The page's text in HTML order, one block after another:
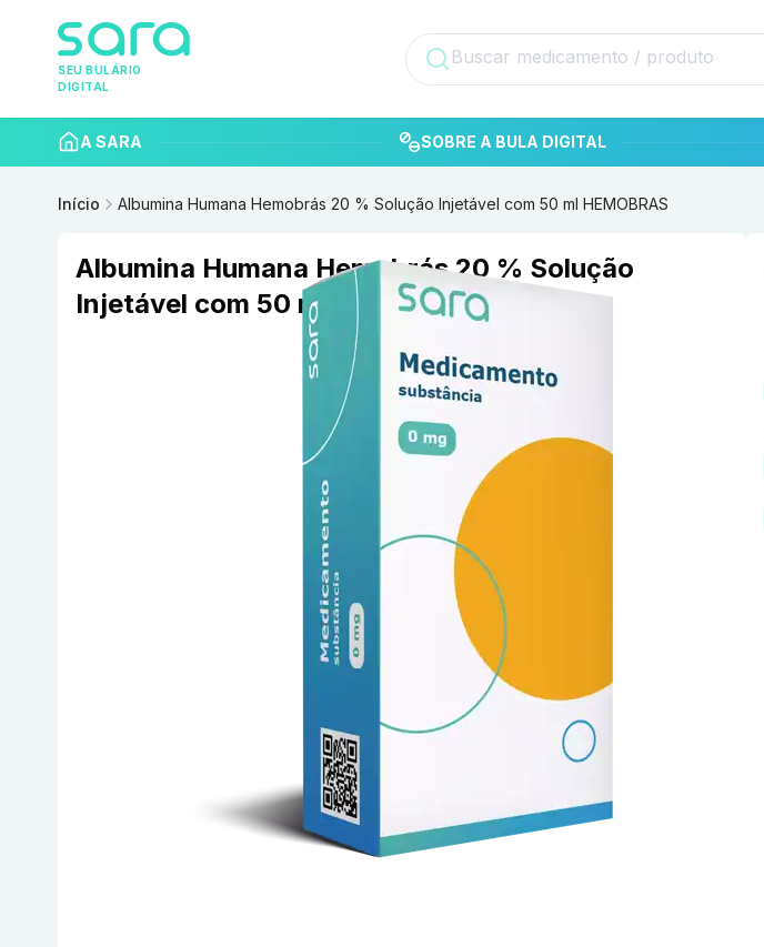
SEU BULÁRIO
DIGITAL
A SARA SOBRE A BULA DIGITAL
Início Albumina Humana Hemobrás 20 % Solução Injetável com 50 ml HEMOBRAS
Albumina Humana Hemobrás 20 % Solução
Injetável com 50 ml HEMOBRAS